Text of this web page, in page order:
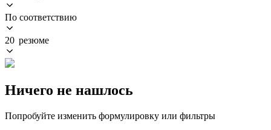
По соответствию
20 резюме
Ничего не нашлось
Попробуйте изменить формулировку или фильтры